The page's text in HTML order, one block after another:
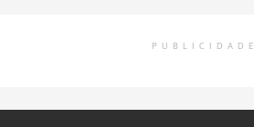
PUBLICIDADE